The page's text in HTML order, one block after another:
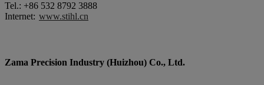
Tel.: +86 532 8792 3888
Internet: www.stihl.cn
Zama Precision Industry (Huizhou) Co., Ltd.